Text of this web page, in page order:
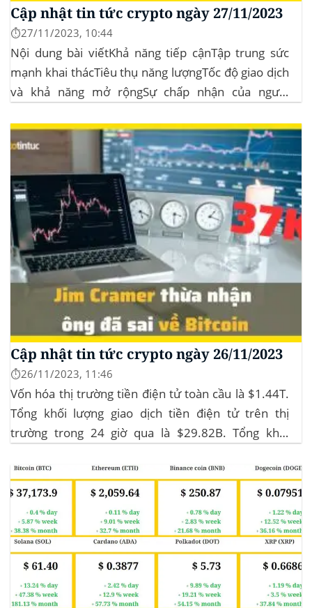
Cập nhật tin tức crypto ngày 27/11/2023
⏱️27/11/2023, 10:44
Nội dung bài viếtKhả năng tiếp cậnTập trung sức
mạnh khai thácTiêu thụ năng lượngTốc độ giao dịch
và khả năng mở rộngSự chấp nhận của người
diệnTài nguyên giáo dụcTổng quan thị trường 27/11
BTC đóng 1 cây nến tuần xanh lần...
Cập nhật tin tức crypto ngày 26/11/2023
⏱️26/11/2023, 11:46
Vốn hóa thị trường tiền điện tử toàn cầu là $1.44T.
Tổng khối lượng giao dịch tiền điện tử trên thị
trường trong 24 giờ qua là $29.82B. Tổng khối
chiếm 11.77% tổng khối lượng giao dịch tiền điện tử
trong 24 giờ. Khối lượng giao dịch của...